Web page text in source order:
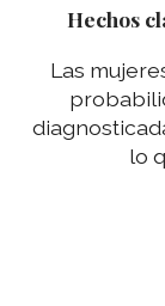
Hechos
Las
lo